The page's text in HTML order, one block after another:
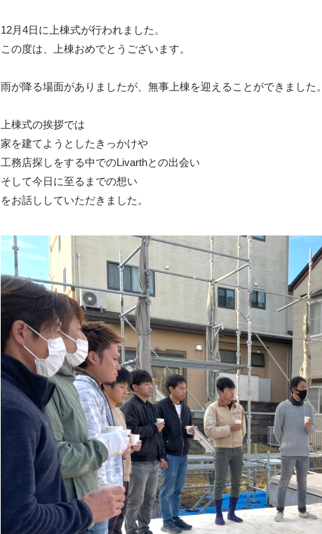
12月4日に上棟式が行われました。
この度は、上棟おめでとうございます。
雨が降る場面がありましたが、無事上棟を迎えることができました。
上棟式の挨拶では
家を建てようとしたきっかけや
工務店探しをする中でのLivarthとの出会い
そして今日に至るまでの想い
をお話ししていただきました。